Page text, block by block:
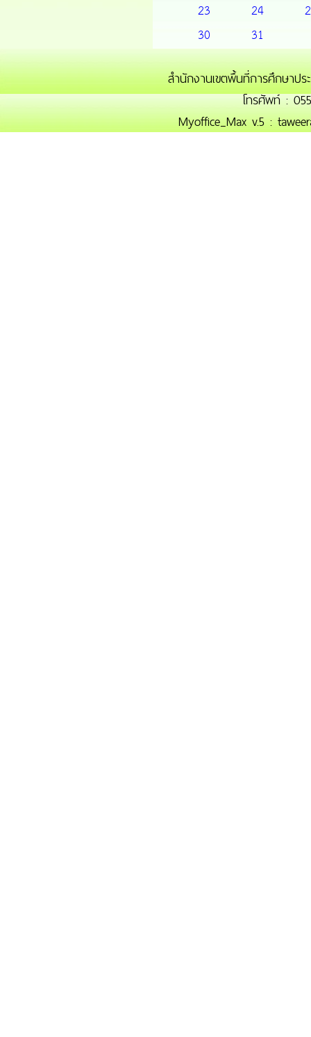
23
24
30
31
สำนักงานเขตพื้นที่การศึกษาป
โทรศัพท์ :
Myoffice_Max v.5 :